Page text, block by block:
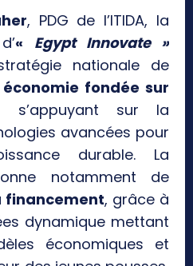
, PDG de l’ITIDA, la
« Egypt Innovate »
nationale de
économie fondée sur
s’appuyant sur la
avancées pour
durable. La
notamment de
financement, grâce à
dynamique mettant
économiques et